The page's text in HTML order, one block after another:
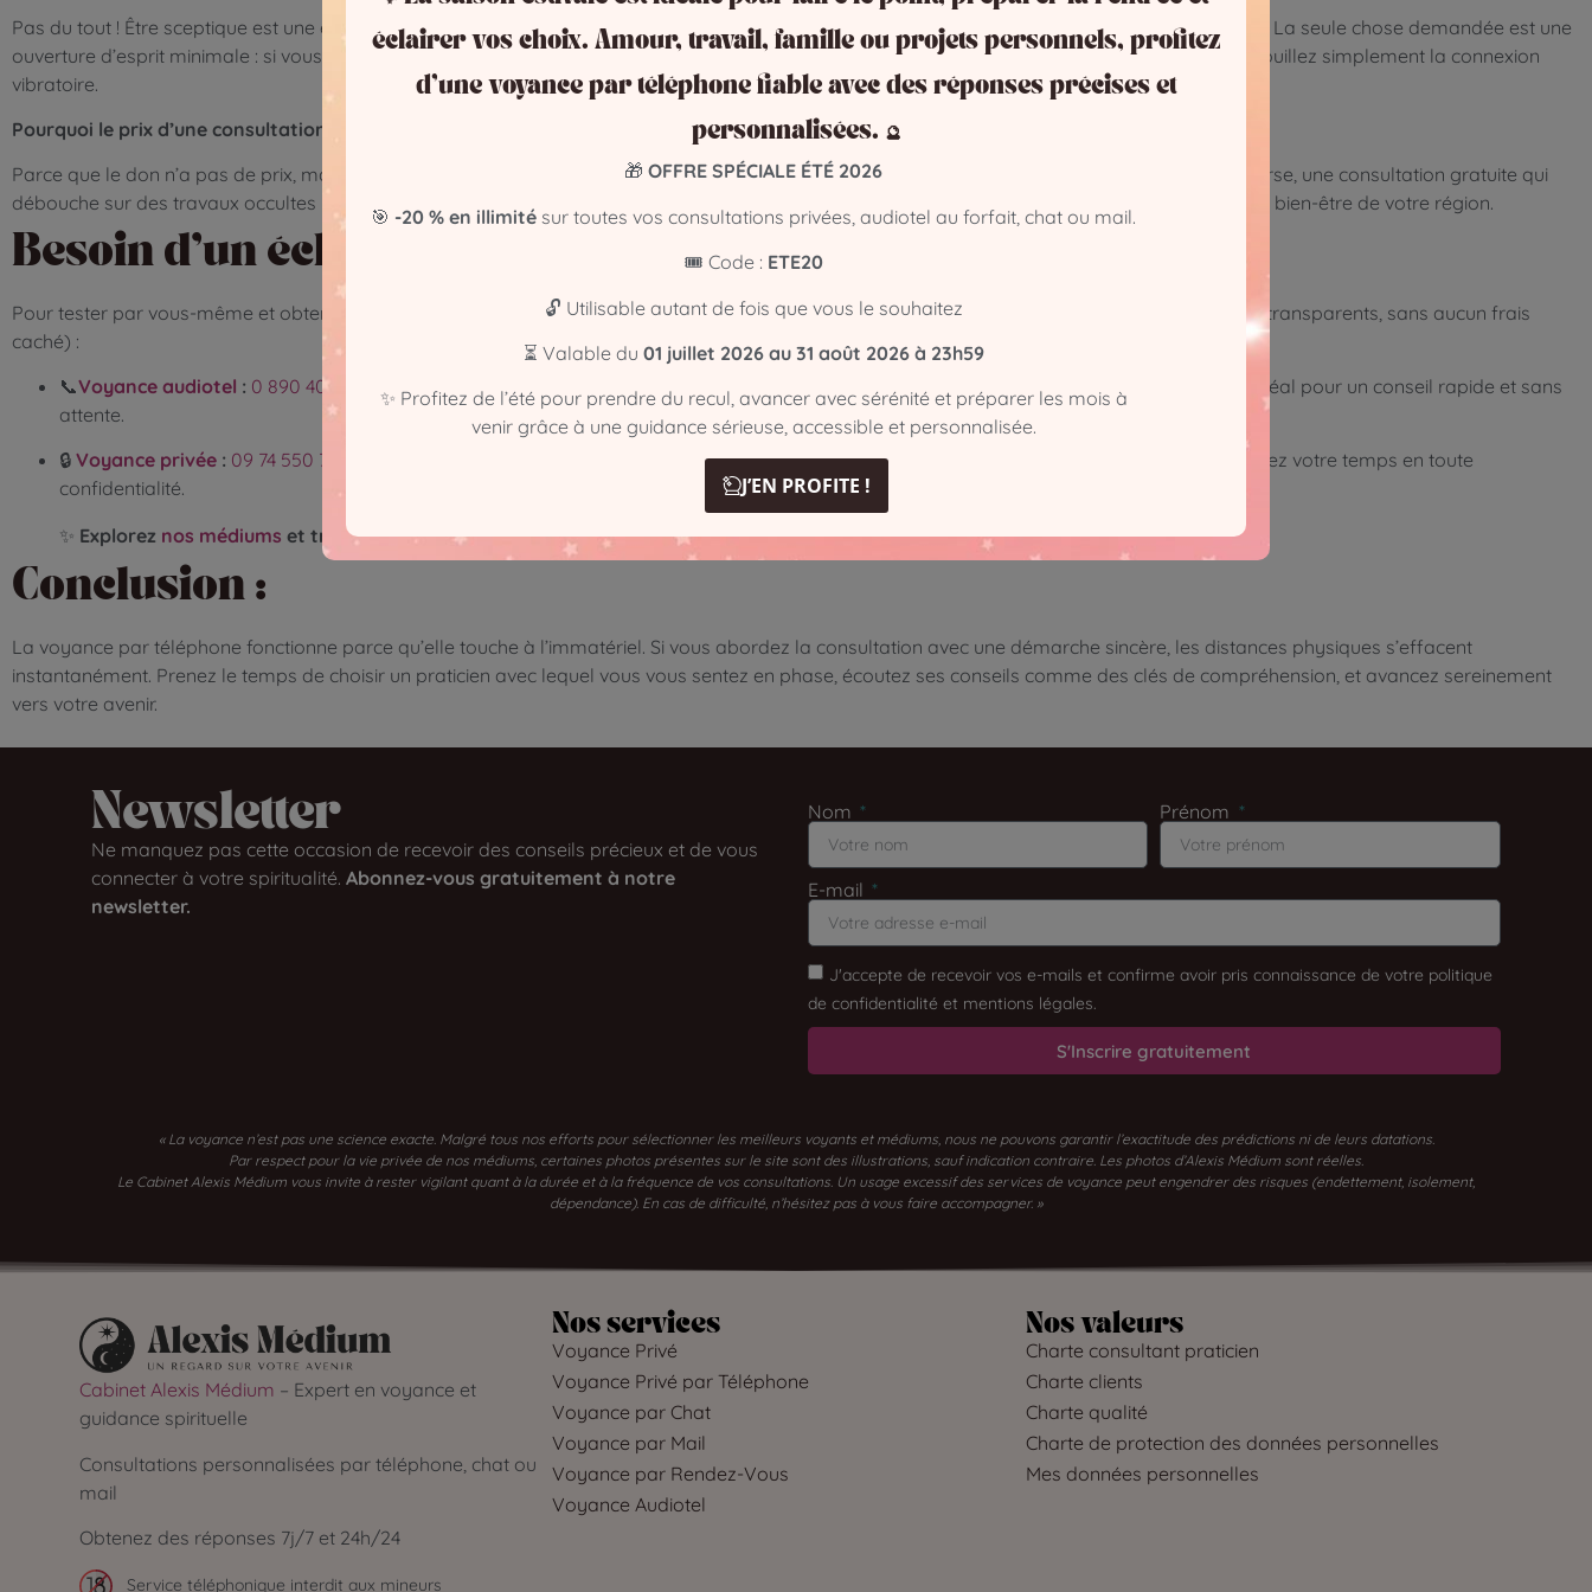
Pas du tout ! Être sceptique est une excellente protection. Un médium authentique n’a pas besoin que vous « y croyiez » pour capter vos énergies. La seule chose demandée est une
ouverture d’esprit minimale : si vous testez volontairement le médium en lui donnant de fausses informations (comme un faux prénom), vous brouillez simplement la connexion
vibratoire.
Pourquoi le prix d’une consultation ne garantit pas sa qualité ?
Parce que le don n’a pas de prix, mais le temps du praticien en a un. Un tarif exorbitant cache souvent une stratégie purement marketing. À l’inverse, une consultation gratuite qui
débouche sur des travaux occultes payants est une arnaque. Un cabinet sérieux propose des prix transparents, alignés sur les professionnels du bien-être de votre région.
Besoin d’un éclairage immédiat ?
Pour tester par vous-même et obtenir des réponses claires auprès de notre équipe sur medium-au-telephone
, voici nos lignes directrices (tarifs transparents, sans aucun frais
caché) :
📞Voyance audiotel : 0 890 405 505 (0,40 €/min) – Sans carte bancaire.
Le coût est directement prélevé sur votre facture téléphonique. Idéal pour un conseil rapide et sans
attente.
🔒 Voyance privée : 09 74 550 717 Forfait maîtrisé et bloqué.Aucune surprise sur votre compte, vous gérez votre temps en toute
confidentialité.
✨ Explorez nos médiums et trouvez dès maintenant la voix qui saura guider vos pas en toute transparence.
Conclusion :
La voyance par téléphone fonctionne parce qu’elle touche à l’immatériel. Si vous abordez la consultation avec une démarche sincère, les distances physiques s’effacent
instantanément. Prenez le temps de choisir un praticien avec lequel vous vous sentez en phase, écoutez ses conseils comme des clés de compréhension, et avancez sereinement
vers votre avenir.
Newsletter​
Ne manquez pas cette occasion de recevoir des conseils précieux et de vous
connecter à votre spiritualité.Abonnez-vous gratuitement à notre
newsletter.
Nom Prénom
E-mail
J'accepte de recevoir vos e-mails et confirme avoir pris connaissance de votre politique
de confidentialité et mentions légales.
S'Inscrire gratuitement
« La voyance n’est pas une science exacte. Malgré tous nos efforts pour sélectionner les meilleurs voyants et médiums, nous ne pouvons garantir l’exactitude des prédictions ni de leurs datations.
Par respect pour la vie privée de nos médiums, certaines photos présentes sur le site sont des illustrations, sauf indication contraire. Les photos d’Alexis Médium sont réelles.
Le Cabinet Alexis Médium vous invite à rester vigilant quant à la durée et à la fréquence de vos consultations. Un usage excessif des services de voyance peut engendrer des risques (endettement, isolement,
dépendance). En cas de difficulté, n’hésitez pas à vous faire accompagner. »
Cabinet Alexis Médium – Expert en voyance et
guidance spirituelle
Consultations personnalisées par téléphone, chat ou
mail
Obtenez des réponses 7j/7 et 24h/24
Service téléphonique interdit aux mineurs
Nos services
Voyance Privé
Voyance Privé par Téléphone
Voyance par Chat
Voyance par Mail
Voyance par Rendez-Vous
Voyance Audiotel
Nos valeurs
Charte consultant praticien
Charte clients
Charte qualité
Charte de protection des données personnelles
Mes données personnelles
éclairer vos choix. Amour, travail, famille ou projets personnels, profitez
d’une voyance par téléphone fiable avec des réponses précises et
personnalisées. 🔮
🎁 OFFRE SPÉCIALE ÉTÉ 2026
🎯 -20 % en illimité sur toutes vos consultations privées, audiotel au forfait, chat ou mail.
🎟️ Code : ETE20
🔓 Utilisable autant de fois que vous le souhaitez
⏳ Valable du 01 juillet 2026 au 31 août 2026 à 23h59
✨ Profitez de l’été pour prendre du recul, avancer avec sérénité et préparer les mois à
venir grâce à une guidance sérieuse, accessible et personnalisée.
J’EN PROFITE !